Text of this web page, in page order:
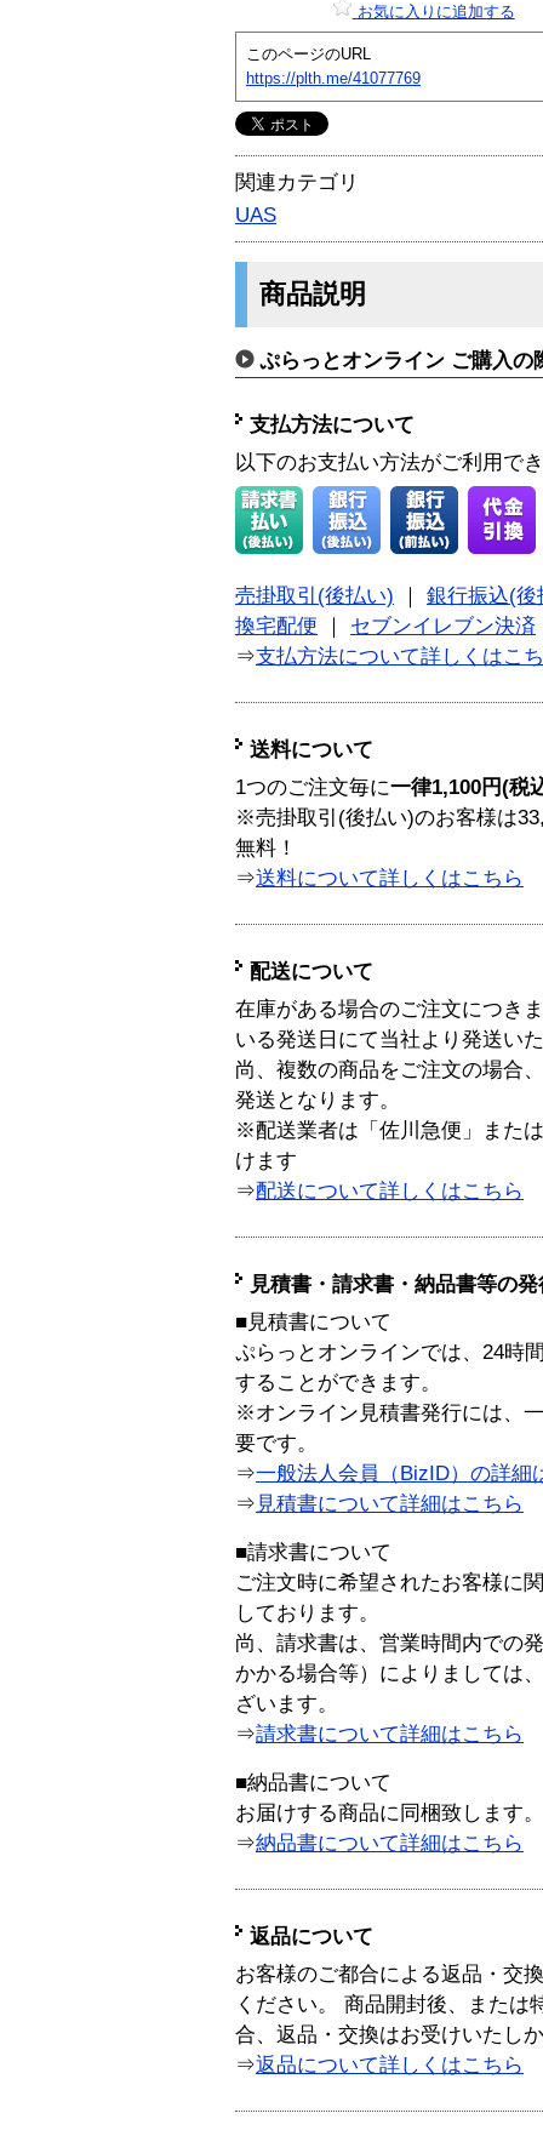
お気に入りに追加する
このページのURL
https://plth.me/41077769
関連カテゴリ
UAS
商品説明
ぷらっとオンライン ご購入の
支払方法について
以下のお支払い方法がご利用で
売掛取引(後払い)
銀行振込(後
換宅配便
セブンイレブン決済
⇒支払方法について詳しくはこ
送料について
1つのご注文毎に一律1,100円(税
※売掛取引(後払い)のお客様は
無料！
⇒送料について詳しくはこちら
配送について
在庫がある場合のご注文につき
いる発送日にて当社より発送い
尚、複数の商品をご注文の場合
発送となります。
※配送業者は「佐川急便」また
けます
⇒配送について詳しくはこちら
見積書・請求書・納品書等の
■見積書について
ぷらっとオンラインでは、24時
することができます。
※オンライン見積書発行には、
要です。
⇒一般法人会員（BizID）の詳細
⇒ 見積書について詳細はこちら
■請求書について
ご注文時に希望されたお客様に
しております。
尚、請求書は、営業時間内での
かかる場合等）によりましては
ざいます。
⇒請求書について詳細はこちら
■納品書について
お届けする商品に同梱致します。
⇒納品書について詳細はこちら
返品について
お客様のご都合による返品・交
ください。 商品開封後、または
合、返品・交換はお受けいたし
⇒返品について詳しくはこちら